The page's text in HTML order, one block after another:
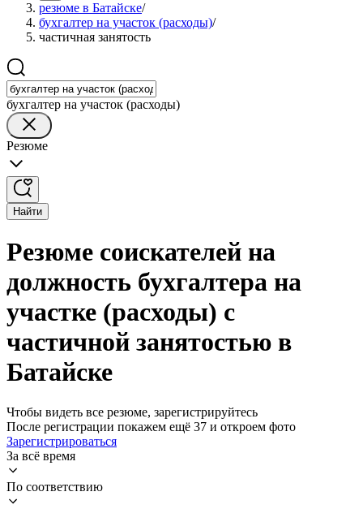
резюме в Батайске/
бухгалтер на участок (расходы)/
частичная занятость
бухгалтер на участок (расходы)
Резюме
Найти
Резюме соискателей на
должность бухгалтера на
участке (расходы) с
частичной занятостью в
Батайске
Чтобы видеть все резюме, зарегистрируйтесь
После регистрации покажем ещё 37 и откроем фото
Зарегистрироваться
За всё время
По соответствию